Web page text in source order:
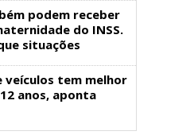
podem receber
do INSS.
situações
veículos tem melhor
anos, aponta